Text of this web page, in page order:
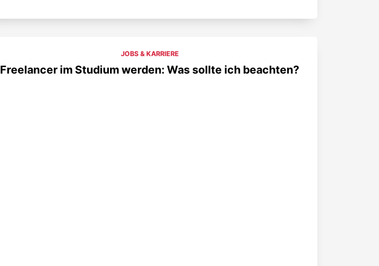
JOBS & KARRIERE
Freelancer im Studium werden: Was sollte ich beachten?